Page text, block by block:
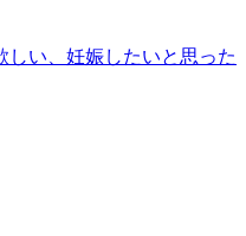
い、妊娠したいと思った